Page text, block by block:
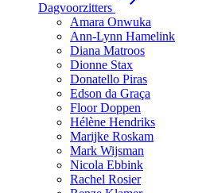
Dagvoorzitters
Amara Onwuka
Ann-Lynn Hamelink
Diana Matroos
Dionne Stax
Donatello Piras
Edson da Graça
Floor Doppen
Hélène Hendriks
Marijke Roskam
Mark Wijsman
Nicola Ebbink
Rachel Rosier